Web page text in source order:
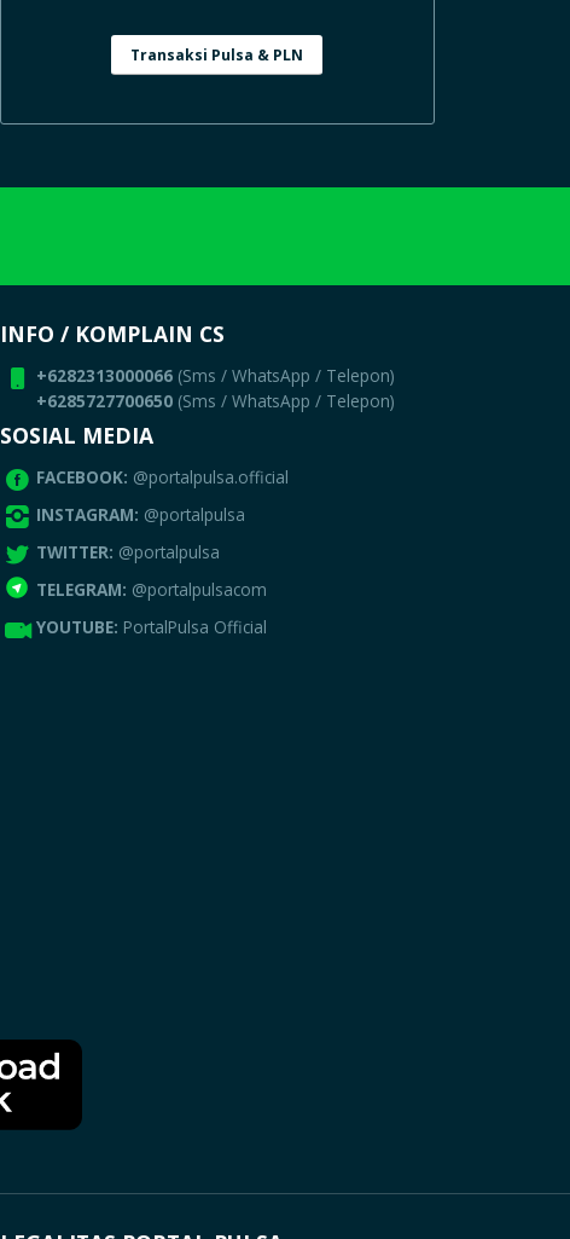
Transaksi Pulsa & PLN
INFO / KOMPLAIN CS
+6282313000066(Sms / WhatsApp / Telepon)
+6285727700650(Sms / WhatsApp / Telepon)
SOSIAL MEDIA
FACEBOOK: @portalpulsa.official
INSTAGRAM: @portalpulsa
TWITTER: @portalpulsa
TELEGRAM: @portalpulsacom
YOUTUBE: PortalPulsa Official